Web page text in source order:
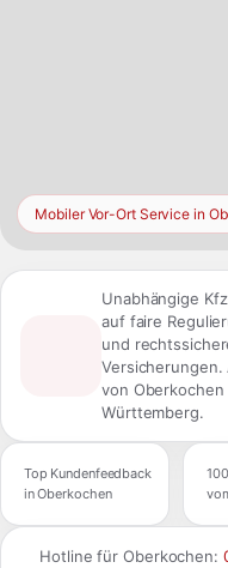
Mobiler Vor-Ort Service in
Unabhängige
auf faire
und
von
Württemberg.
Top Kundenfeedback
in Oberkochen
Hotline für Oberkochen: